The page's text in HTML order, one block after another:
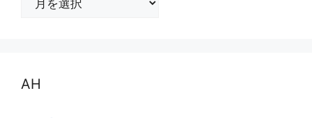
AH